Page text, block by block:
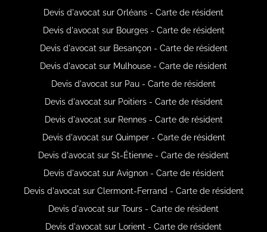
Devis d'avocat sur Orléans - Carte de résident
Devis d'avocat sur Bourges - Carte de résident
Devis d'avocat sur Besançon - Carte de résident
Devis d'avocat sur Mulhouse - Carte de résident
Devis d'avocat sur Pau - Carte de résident
Devis d'avocat sur Poitiers - Carte de résident
Devis d'avocat sur Rennes - Carte de résident
Devis d'avocat sur Quimper - Carte de résident
Devis d'avocat sur St-Étienne - Carte de résident
Devis d'avocat sur Avignon - Carte de résident
Devis d'avocat sur Clermont-Ferrand - Carte de résident
Devis d'avocat sur Tours - Carte de résident
Devis d'avocat sur Lorient - Carte de résident